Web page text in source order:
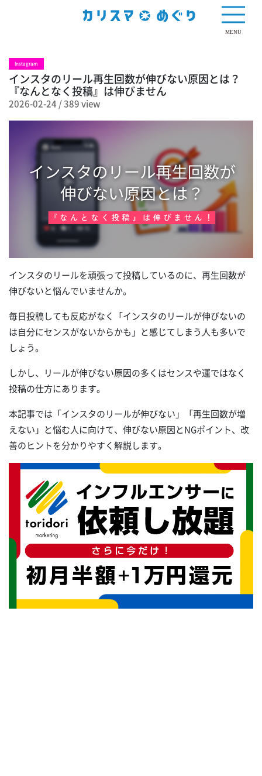
MENU
Instagram
インスタのリール再生回数が伸びない原因とは？
『なんとなく投稿』は伸びません
2026-02-24 /389 view
インスタのリールを頑張って投稿しているのに、再生回数が
伸びないと悩んでいませんか。
毎日投稿しても反応がなく「インスタのリールが伸びないの
は自分にセンスがないからかも」と感じてしまう人も多いで
しょう。
しかし、リールが伸びない原因の多くはセンスや運ではなく
投稿の仕方にあります。
本記事では「インスタのリールが伸びない」「再生回数が増
えない」と悩む人に向けて、伸びない原因とNGポイント、改
善のヒントを分かりやすく解説します。